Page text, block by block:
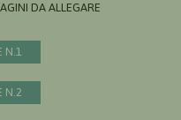
DA ALLEGARE AL
N.1
N.2